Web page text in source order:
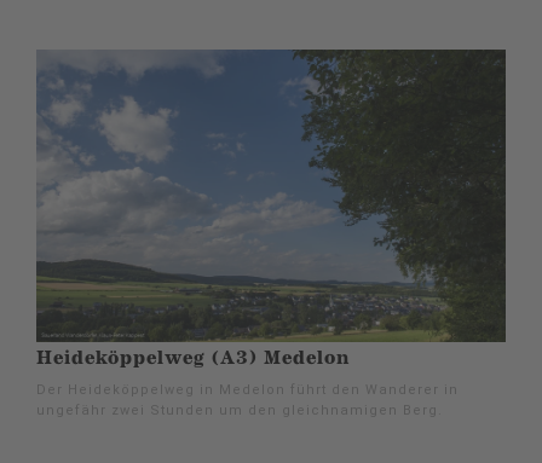
Heideköppelweg (A3) Medelon
Der Heideköppelweg in Medelon führt den Wanderer in
ungefähr zwei Stunden um den gleichnamigen Berg.